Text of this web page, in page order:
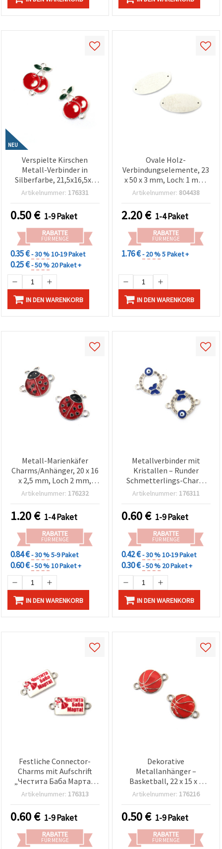
NEU
Verspielte Kirschen
Metall-Verbinder in
Silberfarbe, 21,5x16,5x2
mm, Loch 2 mm – 2 Stück
Artikelnummer: 176331
0.50€ 1-9 Paket
RABATTE
FÜR MENGE
0.35 €- 30 %10-19 Paket
0.25 €- 50 % 20 Paket +
IN DEN WARENKORB
Ovale Holz-
Verbindungselemente, 23
x 50 x 3 mm, Loch: 1 mm,
Weiß – 20 Stück
Artikelnummer: 804438
2.20€ 1-4 Paket
RABATTE
FÜR MENGE
1.76 €- 20 %5 Paket +
IN DEN WARENKORB
Metall-Marienkäfer
Charms/Anhänger, 20 x 16
x 2,5 mm, Loch 2 mm,
silberfarben, 5er-Set, für
Artikelnummer: 176232
1.20€ 1-4 Paket
RABATTE
FÜR MENGE
0.84 €- 30 %5-9 Paket
0.60 €- 50 %10 Paket +
IN DEN WARENKORB
Metallverbinder mit
Kristallen – Runder
Schmetterlings-Charm
mit blauem Auge,
mm, Loch 1,5 mm – 2
Stück
Artikelnummer: 176311
0.60€ 1-9 Paket
RABATTE
FÜR MENGE
0.42 €- 30 %10-19 Paket
0.30 €- 50 % 20 Paket +
IN DEN WARENKORB
Festliche Connector-
Charms mit Aufschrift
„Честита Баба Марта“,
silberfarben, 25 x 11 mm,
Martenitsa & DIY-
Schmuck
Artikelnummer: 176313
0.60€ 1-9 Paket
RABATTE
FÜR MENGE
Dekorative
Metallanhänger –
Basketball, 22 x 15 x 3
mm, silberfarben, 2er-
Bastelzubehör
Artikelnummer: 176216
0.50€ 1-9 Paket
RABATTE
FÜR MENGE